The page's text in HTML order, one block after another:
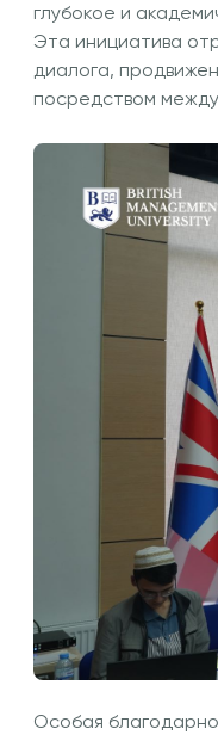
глубокое и
Эта инициатива
диалога,
посредством
Особая